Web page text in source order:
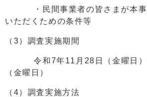
・民間事業者の皆さまが本事
いただくための条件等
（3）調査実施期間
令和7年11月28日（金曜日）
（金曜日）
（4）調査実施方法